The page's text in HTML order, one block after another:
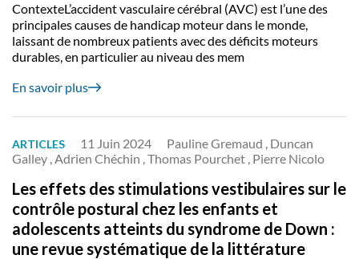
ContexteL’accident vasculaire cérébral (AVC) est l’une des
principales causes de handicap moteur dans le monde,
laissant de nombreux patients avec des déficits moteurs
durables, en particulier au niveau des mem
En savoir plus
ARTICLES 11 Juin 2024
Pauline Gremaud , Duncan
Galley , Adrien Chéchin , Thomas Pourchet , Pierre Nicolo
Les effets des stimulations vestibulaires sur le
contrôle postural chez les enfants et
adolescents atteints du syndrome de Down :
une revue systématique de la littérature